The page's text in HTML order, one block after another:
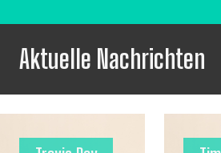
Aktuelle Nachrichten